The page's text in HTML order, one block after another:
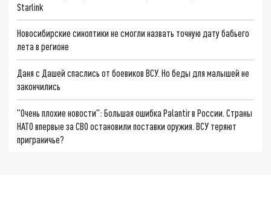
Starlink
Новосибирские синоптики не смогли назвать точную дату бабьего
лета в регионе
Даня с Дашей спаслись от боевиков ВСУ. Но беды для малышей не
закончились
"Очень плохие новости": Большая ошибка Palantir в России. Страны
НАТО впервые за СВО остановили поставки оружия. ВСУ теряют
приграничье?